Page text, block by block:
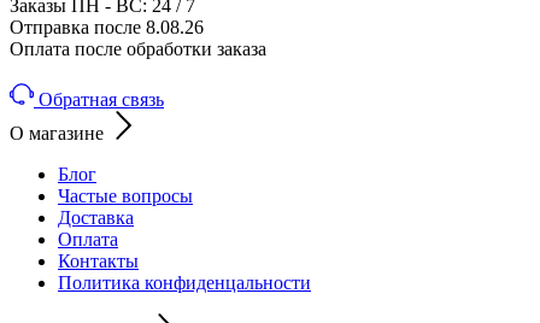
Заказы ПН - ВС: 24 / 7
Отправка после 8.08.26
Оплата после обработки заказа
Обратная связь
О магазине
Блог
Частые вопросы
Доставка
Оплата
Контакты
Политика конфиденцальности